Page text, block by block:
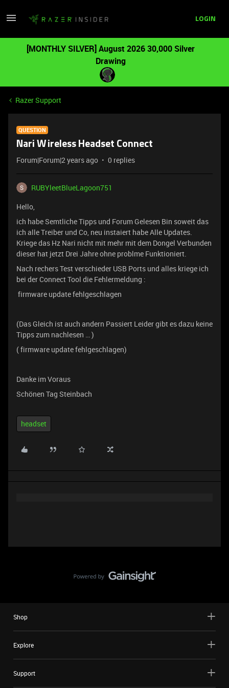
LOGIN
[MONTHLY SILVER] August 2026 30,000 Silver
Drawing
Razer Support
QUESTION
Nari Wireless Headset Connect
Forum|Forum|2 years ago 0 replies
RUBYleetBlueLagoon751
Hello,
ich habe Semtliche Tipps und Forum Gelesen Bin soweit das
ich alle Treiber und Co, neu instaiert habe Alle Updates.
Kriege das Hz Nari nicht mit mehr mit dem Dongel Verbunden
dieser hat jetzt Drei Jahre ohne problme Funktioniert.
Nach rechers Test verschieder USB Ports und alles kriege ich
bei der Connect Tool die Fehlermeldung :
firmware update fehlgeschlagen
(Das Gleich ist auch andern Passiert Leider gibt es dazu keine
Tipps zum nachlesen … )
( firmware update fehlgeschlagen)
Danke im Voraus
Schönen Tag Steinbach
headset
Shop
Explore
Support